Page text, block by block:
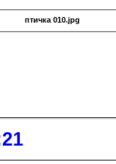
птичка 010.jpg